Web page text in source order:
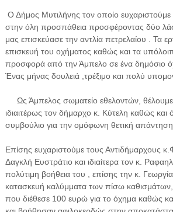
Ο Δήμος Μυτιλήνης τον οποίο
στην όλη προσπάθεια προσφέροντας δύο
μας επισκεύασε την αντλία πετρελαίου . Τα
επισκευή του οχήματος καθώς και τα
προσφορά από την Άμπελο σε ένα δημόσιο
Ένας μήνας δουλειά ,τρέξιμο και πολύ
Ως Άμπελος σωματείο εθελοντών, θέλουμε
ιδιαιτέρως τον δήμαρχο κ. Κύτελη καθώς και
συμβούλιο για την ομόφωνη θετική
Επίσης ευχαριστούμε τους Αντιδήμαρχους
Δαγκλή Ευστράτιο και ιδιαίτερα τον κ.
πολύτιμη βοήθεια του , επίσης την κ.
κατασκευή καλύμματα των πίσω
που διέθεσε 100 ευρώ για το όχημα καθώς